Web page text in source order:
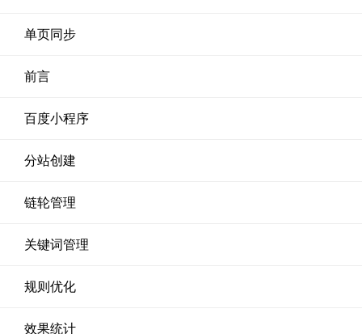
单页同步
前言
百度小程序
分站创建
链轮管理
关键词管理
规则优化
效果统计